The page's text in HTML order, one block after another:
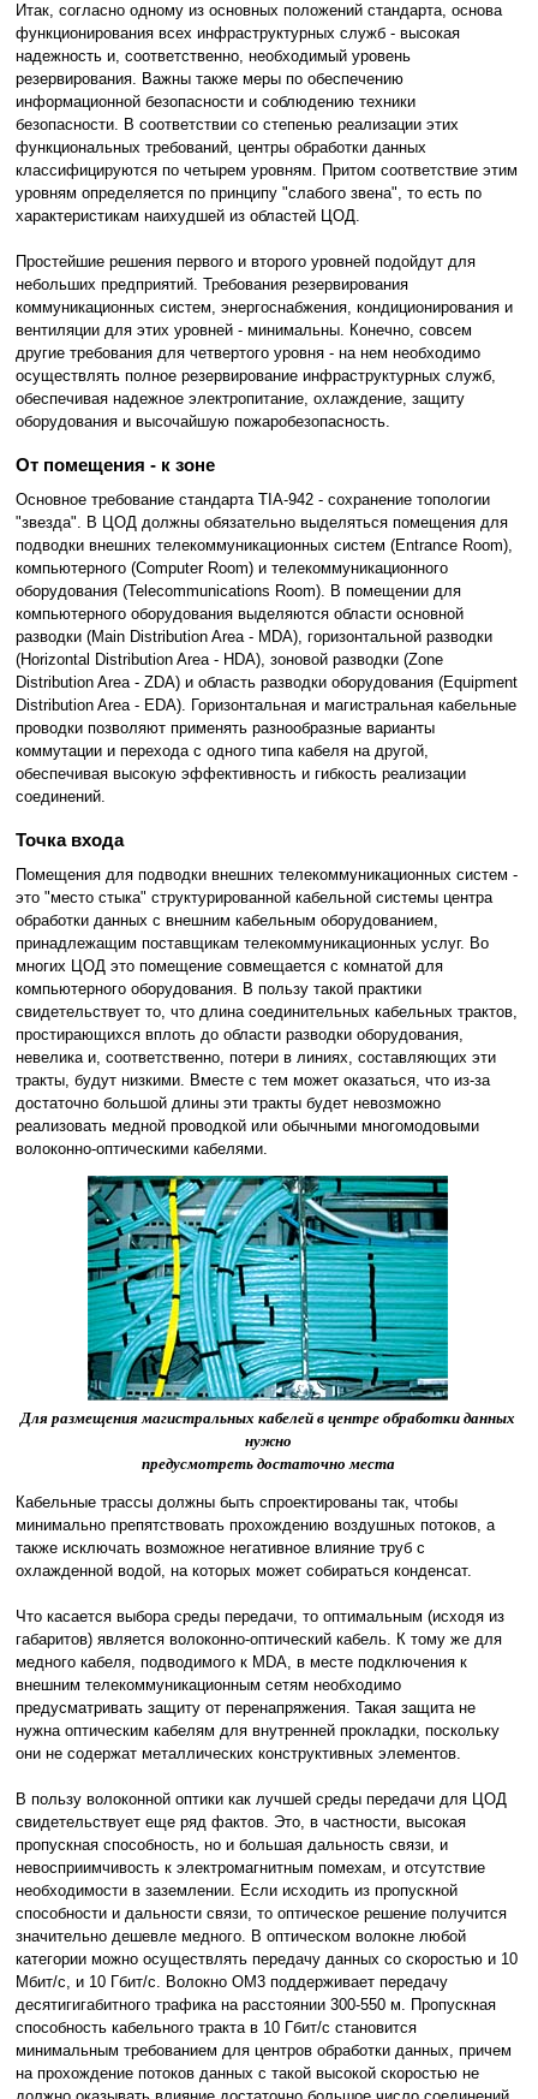
Итак, согласно одному из основных положений стандарта, основа
функционирования всех инфраструктурных служб - высокая
надежность и, соответственно, необходимый уровень
резервирования. Важны также меры по обеспечению
информационной безопасности и соблюдению техники
безопасности. В соответствии со степенью реализации этих
функциональных требований, центры обработки данных
классифицируются по четырем уровням. Притом соответствие этим
уровням определяется по принципу "слабого звена", то есть по
характеристикам наихудшей из областей ЦОД.
Простейшие решения первого и второго уровней подойдут для
небольших предприятий. Требования резервирования
коммуникационных систем, энергоснабжения, кондиционирования и
вентиляции для этих уровней - минимальны. Конечно, совсем
другие требования для четвертого уровня - на нем необходимо
осуществлять полное резервирование инфраструктурных служб,
обеспечивая надежное электропитание, охлаждение, защиту
оборудования и высочайшую пожаробезопасность.
От помещения - к зоне
Основное требование стандарта TIA-942 - сохранение топологии
"звезда". В ЦОД должны обязательно выделяться помещения для
подводки внешних телекоммуникационных систем (Entrance Room),
компьютерного (Computer Room) и телекоммуникационного
оборудования (Telecommunications Room). В помещении для
компьютерного оборудования выделяются области основной
разводки (Main Distribution Area - MDA), горизонтальной разводки
(Horizontal Distribution Area - HDA), зоновой разводки (Zone
Distribution Area - ZDA) и область разводки оборудования (Equipment
Distribution Area - EDA). Горизонтальная и магистральная кабельные
проводки позволяют применять разнообразные варианты
коммутации и перехода с одного типа кабеля на другой,
обеспечивая высокую эффективность и гибкость реализации
соединений.
Точка входа
Помещения для подводки внешних телекоммуникационных систем -
это "место стыка" структурированной кабельной системы центра
обработки данных с внешним кабельным оборудованием,
принадлежащим поставщикам телекоммуникационных услуг. Во
многих ЦОД это помещение совмещается с комнатой для
компьютерного оборудования. В пользу такой практики
свидетельствует то, что длина соединительных кабельных трактов,
простирающихся вплоть до области разводки оборудования,
невелика и, соответственно, потери в линиях, составляющих эти
тракты, будут низкими. Вместе с тем может оказаться, что из-за
достаточно большой длины эти тракты будет невозможно
реализовать медной проводкой или обычными многомодовыми
волоконно-оптическими кабелями.
Для размещения магистральных кабелей в центре обработки данных
нужно
предусмотреть достаточно места
Кабельные трассы должны быть спроектированы так, чтобы
минимально препятствовать прохождению воздушных потоков, а
также исключать возможное негативное влияние труб с
охлажденной водой, на которых может собираться конденсат.
Что касается выбора среды передачи, то оптимальным (исходя из
габаритов) является волоконно-оптический кабель. К тому же для
медного кабеля, подводимого к MDA, в месте подключения к
внешним телекоммуникационным сетям необходимо
предусматривать защиту от перенапряжения. Такая защита не
нужна оптическим кабелям для внутренней прокладки, поскольку
они не содержат металлических конструктивных элементов.
В пользу волоконной оптики как лучшей среды передачи для ЦОД
свидетельствует еще ряд фактов. Это, в частности, высокая
пропускная способность, но и большая дальность связи, и
невосприимчивость к электромагнитным помехам, и отсутствие
необходимости в заземлении. Если исходить из пропускной
способности и дальности связи, то оптическое решение получится
значительно дешевле медного. В оптическом волокне любой
категории можно осуществлять передачу данных со скоростью и 10
Мбит/с, и 10 Гбит/с. Волокно OM3 поддерживает передачу
десятигигабитного трафика на расстоянии 300-550 м. Пропускная
способность кабельного тракта в 10 Гбит/с становится
минимальным требованием для центров обработки данных, причем
на прохождение потоков данных с такой высокой скоростью не